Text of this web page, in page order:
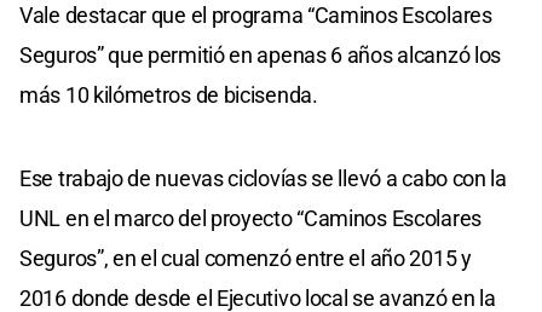
Vale destacar que el programa “Caminos Escolares
Seguros” que permitió en apenas 6 años alcanzó los
más 10 kilómetros de bicisenda.
Ese trabajo de nuevas ciclovías se llevó a cabo con la
UNL en el marco del proyecto “Caminos Escolares
Seguros”, en el cual comenzó entre el año 2015 y
2016 donde desde el Ejecutivo local se avanzó en la